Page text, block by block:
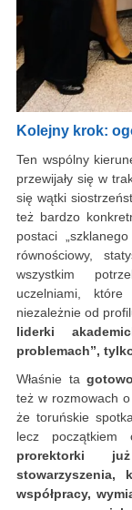
Kolejny krok:
Ten wspólny
przewijały się w
się wątki
też bardzo
postaci
równościowy,
wszystkim
uczelniami,
niezależnie od
liderki
problemach”,
Właśnie ta
też w rozmowach o
że toruńskie
lecz początkiem
prorektorki
stowarzyszenia,
współpracy,